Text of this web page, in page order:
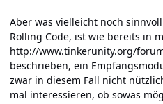
Aber was vielleicht noch
Rolling Code, ist wie bereits in
http://www.tinkerunity.org/
beschrieben, ein
zwar in diesem Fall nicht
mal interessieren, ob sowas